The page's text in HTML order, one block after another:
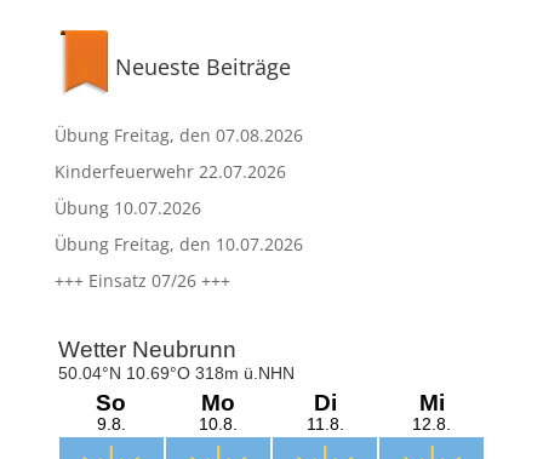
Neueste Beiträge
Übung Freitag, den 07.08.2026
Kinderfeuerwehr 22.07.2026
Übung 10.07.2026
Übung Freitag, den 10.07.2026
+++ Einsatz 07/26 +++